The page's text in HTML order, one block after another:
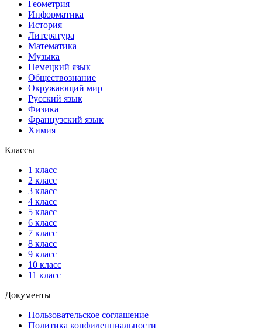
Геометрия
Информатика
История
Литература
Математика
Музыка
Немецкий язык
Обществознание
Окружающий мир
Русский язык
Физика
Французский язык
Химия
Классы
1 класс
2 класс
3 класс
4 класс
5 класс
6 класс
7 класс
8 класс
9 класс
10 класс
11 класс
Документы
Пользовательское соглашение
Политика конфиденциальности